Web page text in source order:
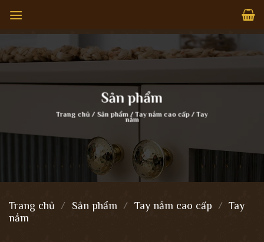
qua
nội
dung
Sản phẩm
Trang chủ / Sản phẩm / Tay nắm cao cấp / Tay
nắm
Trang chủ / Sản phẩm / Tay nắm cao cấp / Tay
nắm